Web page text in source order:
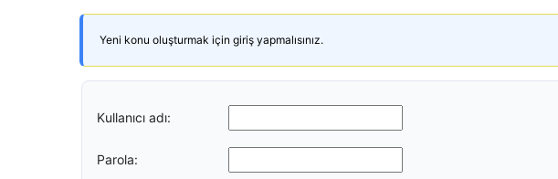
Yeni konu oluşturmak için giriş yapmalısınız.
Kullanıcı adı:
Parola: